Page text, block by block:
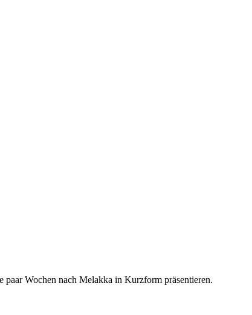
Wochen nach Melakka in Kurzform präsentieren.